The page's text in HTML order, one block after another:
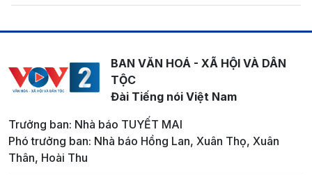
BAN VĂN HOÁ - XÃ HỘI VÀ DÂN
TỘC
Đài Tiếng nói Việt Nam
Trưởng ban: Nhà báo TUYẾT MAI
Phó trưởng ban: Nhà báo Hồng Lan, Xuân Thọ, Xuân
Thân, Hoài Thu